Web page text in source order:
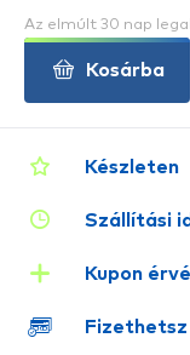
Készleten
Szállítási
Kupon
Az elmúlt 30 nap
Kosárba